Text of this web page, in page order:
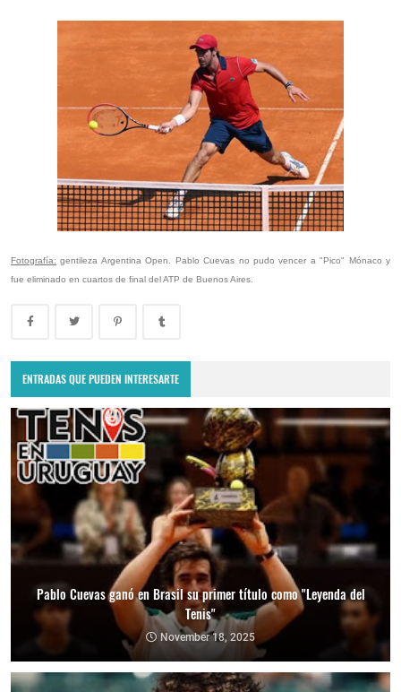
Fotografía: gentileza Argentina Open. Pablo Cuevas no pudo vencer a "Pico" Mónaco y
fue eliminado en cuartos de final del ATP de Buenos Aires.
ENTRADAS QUE PUEDEN INTERESARTE
Pablo Cuevas ganó en Brasil su primer título como "Leyenda del
Tenis"
November 18, 2025